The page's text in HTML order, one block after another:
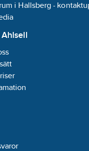
i Hallsberg -
Ahlsell